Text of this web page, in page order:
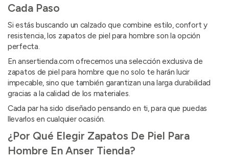
Cada Paso
Si estás buscando un calzado que combine estilo, confort y
resistencia, los zapatos de piel para hombre son la opción
perfecta.
En ansertienda.com ofrecemos una selección exclusiva de
zapatos de piel para hombre que no solo te harán lucir
impecable, sino que también garantizan una larga durabilidad
gracias a la calidad de los materiales.
Cada par ha sido diseñado pensando en ti, para que puedas
llevarlos en cualquier ocasión.
¿Por Qué Elegir Zapatos De Piel Para
Hombre En Anser Tienda?